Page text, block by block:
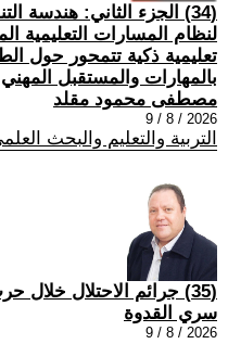
(34) الجزء الثاني: هندسة
لنظام المسارات التعليمية
تعليمية ذكية تتمحور حول
بالمهارات والمستقبل المهني
مصطفى محمود مقلد
2026 / 8 / 9
التربية والتعليم والبحث
(35) جرائم الاحتلال خلال حرب الإبادة
سري القدوة
2026 / 8 / 9